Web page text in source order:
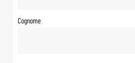
Cognome